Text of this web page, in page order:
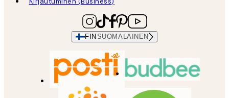
FIN SUOMALAINEN